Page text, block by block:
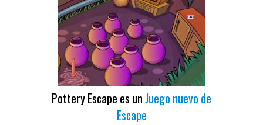
Pottery Escape es unJuego nuevo de
Escape